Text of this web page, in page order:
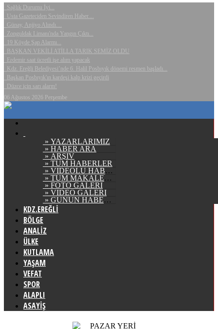
Sağlık Durumu İyi...
Usta Gazeteciden Sevindiren Haber....
Günay, Anjiyo Alındı....
Zonguldak Limanı'nda Yangın Çıktı...
19 Köyde Şap Alarmı...
BAŞKAN VEKİLİ ATİLLA TARIK SEMİZ OLDU
Erdemir saat ücretli işe alım yapacak
Kdz. Ereğli Belediyesi’nde 6. Halil Posbıyık dönemi resmen başladı...
Başkan Posbıyık'ın kardeşi kalp krizi geçirdi
Düzce için sarı alarm!
06 Ağustos 2026 Perşembe
» YAZARLARIMIZ
» HABER ARA
» ARŞİV
» TÜM HABERLER
» VİDEOLU HABERLER
» TÜM MAKALELER
» FOTO GALERİ
» VİDEO GALERİ
» GÜNÜN HABERLERİ
KDZ.EREĞLİ
BÖLGE
ANALİZ
ÜLKE
KUTLAMA
YAŞAM
VEFAT
SPOR
ALAPLI
ASAYİŞ